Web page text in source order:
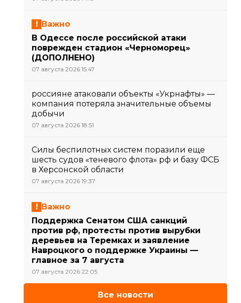
Важно
В Одессе после российской атаки
поврежден стадион «Черноморец»
(ДОПОЛНЕНО)
07 августа 2026 15:47
россияне атаковали объекты «Укрнафты» —
компания потеряла значительные объемы
добычи
07 августа 2026 18:51
Силы беспилотных систем поразили еще
шесть судов «теневого флота» рф и базу ФСБ
в Херсонской области
07 августа 2026 19:37
Важно
Поддержка Сенатом США санкций
против рф, протесты против вырубки
деревьев на Теремках и заявление
Навроцкого о поддержке Украины —
главное за 7 августа
07 августа 2026 22:05
Все новости